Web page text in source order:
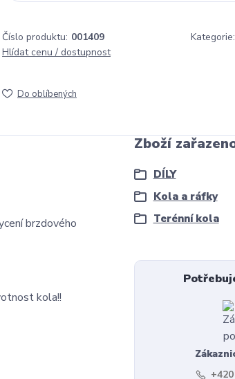
Číslo produktu: 001409 Kategorie:
Hlídat cenu / dostupnost
Do oblíbených
brzdového
kola!!
Zboží
DÍLY
Kola a ráfky
Terénní kola